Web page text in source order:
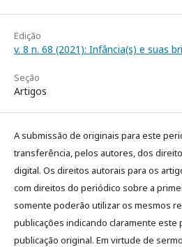
Edição
v. 8 n. 68 (2021): Infância(s) e suas
Seção
Artigos
A submissão de originais para este
transferência, pelos autores, dos
digital. Os direitos autorais para os
com direitos do periódico sobre a
somente poderão utilizar os mesmos
publicações indicando claramente este
publicação original. Em virtude de